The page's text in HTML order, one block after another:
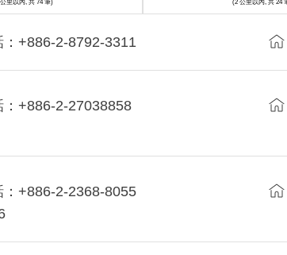
：+886-2-8792-3311
：+886-2-27038858
：+886-2-2368-8055
里以內, 共 74 筆) (2 公里以內, 共 24